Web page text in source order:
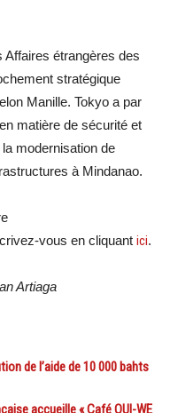
Affaires étrangères des
stratégique
Manille. Tokyo a par
matière de sécurité et
modernisation de
à Mindanao.
vous en cliquant ici.
Artiaga
de l’aide de 10 000 bahts
accueille « Café OUI-WE